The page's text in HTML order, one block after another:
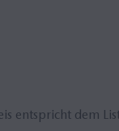
entspricht dem